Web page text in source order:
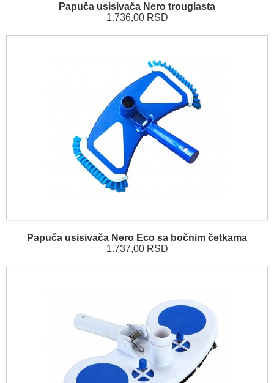
Papuča usisivača Nero trouglasta
1.736,00 RSD
Papuča usisivača Nero Eco sa bočnim četkama
1.737,00 RSD